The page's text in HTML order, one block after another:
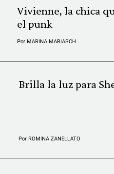
Vivienne, la chica
el punk
Por MARINA MARIASCH
Brilla la luz para
Por ROMINA ZANELLATO